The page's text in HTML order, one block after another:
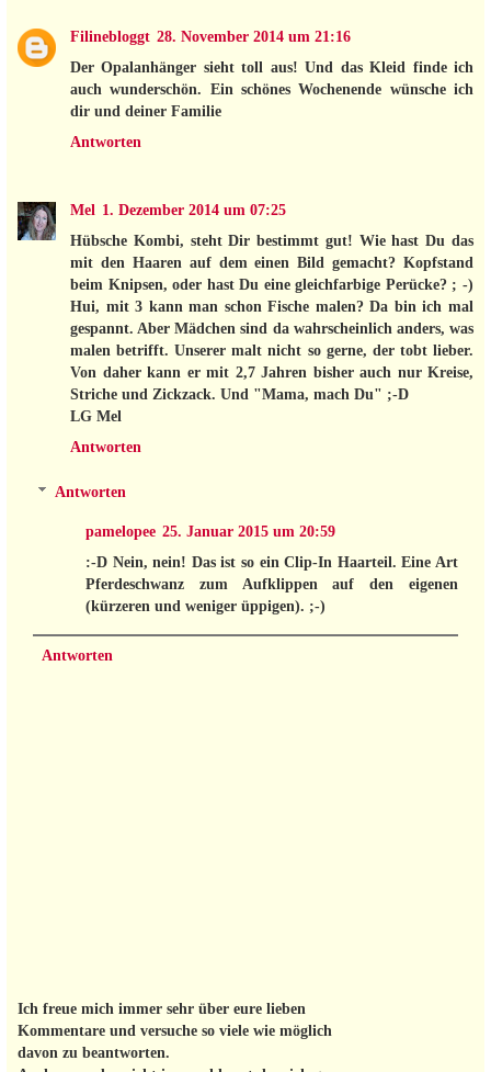
Filinebloggt 28. November 2014 um 21:16
Der Opalanhänger sieht toll aus! Und das Kleid finde ich
auch wunderschön. Ein schönes Wochenende wünsche ich
dir und deiner Familie
Antworten
Mel 1. Dezember 2014 um 07:25
Hübsche Kombi, steht Dir bestimmt gut! Wie hast Du das
mit den Haaren auf dem einen Bild gemacht? Kopfstand
beim Knipsen, oder hast Du eine gleichfarbige Perücke? ; -)
Hui, mit 3 kann man schon Fische malen? Da bin ich mal
gespannt. Aber Mädchen sind da wahrscheinlich anders, was
malen betrifft. Unserer malt nicht so gerne, der tobt lieber.
Von daher kann er mit 2,7 Jahren bisher auch nur Kreise,
Striche und Zickzack. Und "Mama, mach Du" ;-D
LG Mel
Antworten
Antworten
pamelopee 25. Januar 2015 um 20:59
:-D Nein, nein! Das ist so ein Clip-In Haarteil. Eine Art
Pferdeschwanz zum Aufklippen auf den eigenen
(kürzeren und weniger üppigen). ;-)
Antworten
Ich freue mich immer sehr über eure lieben
Kommentare und versuche so viele wie möglich
davon zu beantworten.